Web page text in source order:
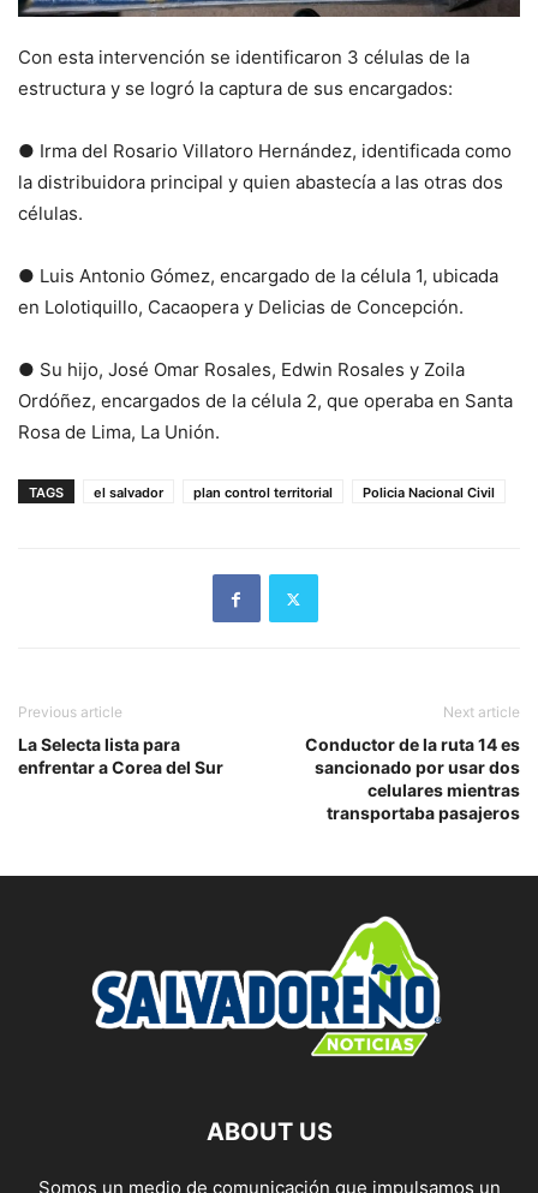
Con esta intervención se identificaron 3 células de la
estructura y se logró la captura de sus encargados:
● Irma del Rosario Villatoro Hernández, identificada como
la distribuidora principal y quien abastecía a las otras dos
células.
● Luis Antonio Gómez, encargado de la célula 1, ubicada
en Lolotiquillo, Cacaopera y Delicias de Concepción.
● Su hijo, José Omar Rosales, Edwin Rosales y Zoila
Ordóñez, encargados de la célula 2, que operaba en Santa
Rosa de Lima, La Unión.
TAGS el salvador plan control territorial Policia Nacional Civil
Previous article
La Selecta lista para
enfrentar a Corea del Sur
Next article
Conductor de la ruta 14 es
sancionado por usar dos
celulares mientras
transportaba pasajeros
ABOUT US
Somos un medio de comunicación que impulsamos un